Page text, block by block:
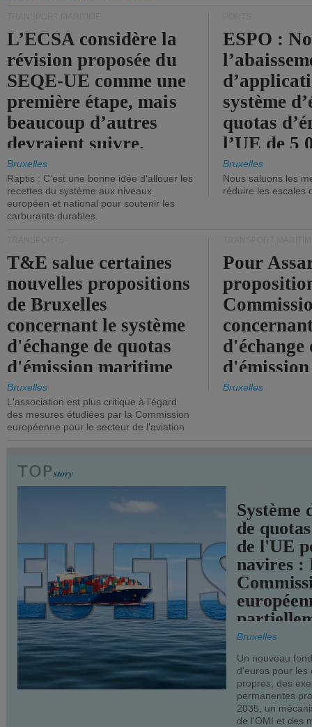
L’ECSA considère la
révision proposée du
SEQE-UE comme une
première étape, mais
beaucoup d’autres
devraient suivre.
Bruxelles
Raptis : C’est une bonne idée d’allouer les
recettes du système aux niveaux
européen et national pour soutenir les
carburants durables.
ESPO :
système
quotas
l’UE de 5
tonneaux
brute.
Bruxelles
Nous saluons les
réduire les escales
T&E salue certaines
nouvelles propositions
de Bruxelles
concernant le système
d'échange de quotas
d'émission maritime
de l'UE.
Bruxelles
L'association est plus critique à l'égard
des mesures étudiées par la Commission
européenne pour le secteur de l'aviation
Pour
d'échange
timide,
Bruxelles
Système
de
de l'UE
navires :
Bruxelles
Un nouveau
d'euros pour les
propres, des
permanentes
2035, un
de l'OMI et des